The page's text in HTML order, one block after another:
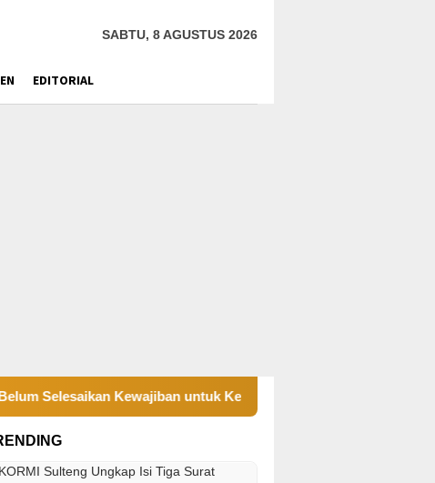
SABTU, 8 AGUSTUS 2026
EDITORIAL
Kewajiban untuk Kegiatan Operasi